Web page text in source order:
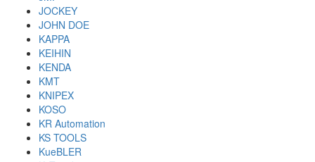
JOCKEY
JOHN DOE
KAPPA
KEIHIN
KENDA
KMT
KNIPEX
KOSO
KR Automation
KS TOOLS
KueBLER